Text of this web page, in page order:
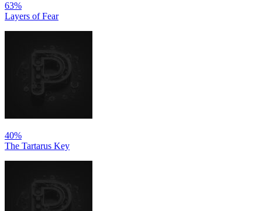
63%
Layers of Fear
40%
The Tartarus Key